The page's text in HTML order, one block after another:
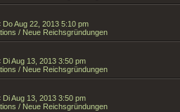
Do Aug 22, 2013 5:10 pm
/ Neue Reichsgründungen
Di Aug 13, 2013 3:50 pm
/ Neue Reichsgründungen
Di Aug 13, 2013 3:50 pm
/ Neue Reichsgründungen